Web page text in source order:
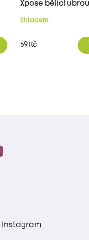
Xpose bělící
Skladem
69 Kč
Instagram